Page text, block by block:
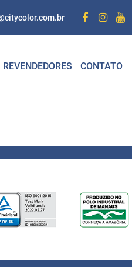
REVENDEDORES CONTATO